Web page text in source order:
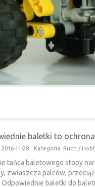
baletki to
11-28 Kategoria: Ruch /
tańca baletowego stopy
zwłaszcza palców,
Odpowiednie baletki do